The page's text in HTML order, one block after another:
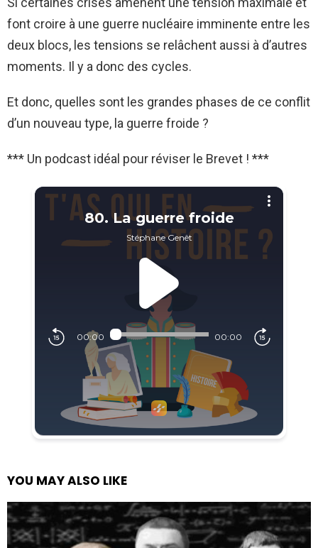
font croire à une guerre nucléaire imminente entre les
deux blocs, les tensions se relâchent aussi à d’autres
moments. Il y a donc des cycles.
Et donc, quelles sont les grandes phases de ce conflit
d’un nouveau type, la guerre froide ?
*** Un podcast idéal pour réviser le Brevet ! ***
YOU MAY ALSO LIKE